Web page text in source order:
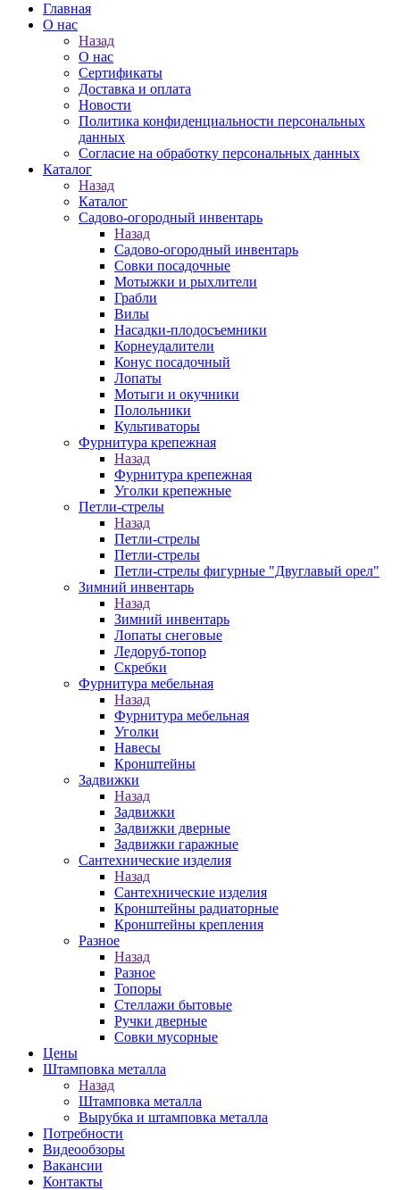
Главная
О нас
Назад
О нас
Сертификаты
Доставка и оплата
Новости
Политика конфиденциальности персональных
данных
Согласие на обработку персональных данных
Каталог
Назад
Каталог
Садово-огородный инвентарь
Назад
Садово-огородный инвентарь
Совки посадочные
Мотыжки и рыхлители
Грабли
Вилы
Насадки-плодосъемники
Корнеудалители
Конус посадочный
Лопаты
Мотыги и окучники
Полольники
Культиваторы
Фурнитура крепежная
Назад
Фурнитура крепежная
Уголки крепежные
Петли-стрелы
Назад
Петли-стрелы
Петли-стрелы
Петли-стрелы фигурные "Двуглавый орел"
Зимний инвентарь
Назад
Зимний инвентарь
Лопаты снеговые
Ледоруб-топор
Скребки
Фурнитура мебельная
Назад
Фурнитура мебельная
Уголки
Навесы
Кронштейны
Задвижки
Назад
Задвижки
Задвижки дверные
Задвижки гаражные
Сантехнические изделия
Назад
Сантехнические изделия
Кронштейны радиаторные
Кронштейны крепления
Разное
Назад
Разное
Топоры
Стеллажи бытовые
Ручки дверные
Совки мусорные
Цены
Штамповка металла
Назад
Штамповка металла
Вырубка и штамповка металла
Потребности
Видеообзоры
Вакансии
Контакты